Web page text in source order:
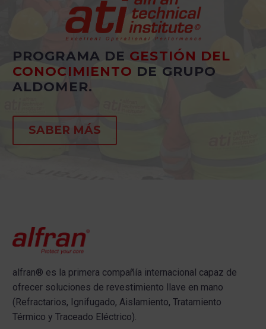
PROGRAMA DE GESTIÓN DEL
CONOCIMIENTO DE GRUPO
ALDOMER.
SABER MÁS
alfran® es la primera compañía internacional capaz de
ofrecer soluciones de revestimiento llave en mano
(Refractarios, Ignifugado, Aislamiento, Tratamiento
Térmico y Traceado Eléctrico).